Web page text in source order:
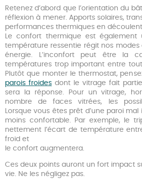
Retenez d’abord que l’orientation du
réflexion à mener. Apports solaires,
performances thermiques en découlent.
Le confort thermique est également
température ressentie régit nos
énergie. L’inconfort peut être la
températures trop important entre
Plutôt que monter le thermostat,
parois froides dont le vitrage fait
sera la réponse. Pour un vitrage,
nombre de faces vitrées, les
Lorsque vous êtes prêt d’une paroi
moins confortable. Par exemple, le
nettement l’écart de température
froid et
le confort augmentera.
Ces deux points auront un fort impact
vie. Ne les négligez pas.